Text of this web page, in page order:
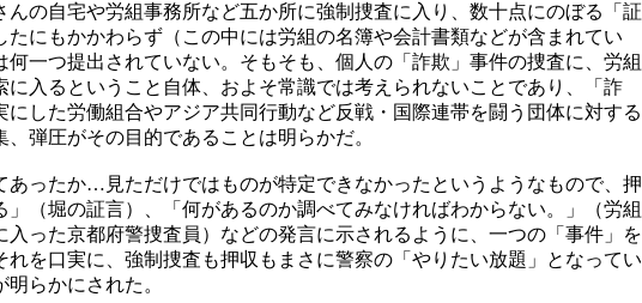
んの自宅や労組事務所など五か所に強制捜査に入り、数十点にのぼる「証
たにもかかわらず（この中には労組の名簿や会計書類などが含まれてい
何一つ提出されていない。そもそも、個人の「詐欺」事件の捜査に、労組
に入るということ自体、およそ常識では考えられないことであり、「詐
にした労働組合やアジア共同行動など反戦・国際連帯を闘う団体に対する
、弾圧がその目的であることは明らかだ。
ったか…見ただけではものが特定できなかったというようなもので、押
」（堀の証言）、「何があるのか調べてみなければわからない。」（労組
入った京都府警捜査員）などの発言に示されるように、一つの「事件」を
れを口実に、強制捜査も押収もまさに警察の「やりたい放題」となってい
明らかにされた。